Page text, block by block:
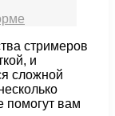
стримеров
и
сложной
помогут вам